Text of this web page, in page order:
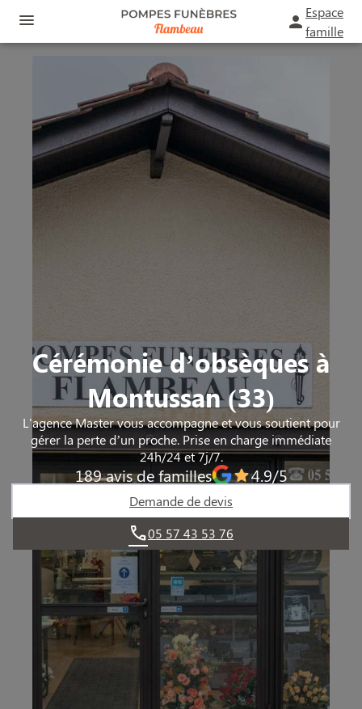
Espace
famille
ORGANISER DES OBSÈQUES
PRÉVOIR SES OBSÈQUES
MONUMENTS FUNÉRAIRES
NOS AGENCES
SAINT-ANDRÉ-DE-CUBZAC
FUNÉRARIUM
Cérémonie d’obsèques à
Montussan (33)
L'agence Master vous accompagne et vous soutient pour
gérer la perte d’un proche. Prise en charge immédiate
24h/24 et 7j/7.
189 avis de familles 4.9/5
Demande de devis
05 57 43 53 76